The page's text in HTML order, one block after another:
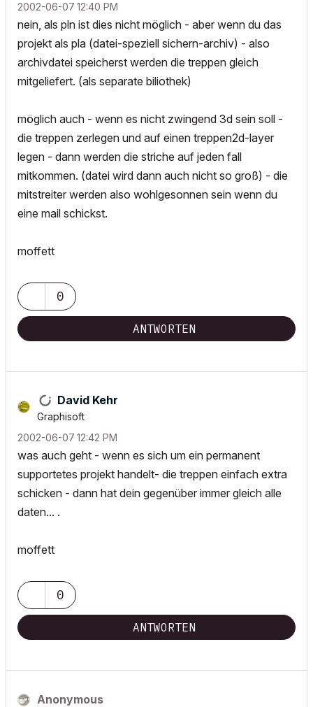
‎2002-06-07 12:40 PM
nein, als pln ist dies nicht möglich - aber wenn du das
projekt als pla (datei-speziell sichern-archiv) - also
archivdatei speicherst werden die treppen gleich
mitgeliefert. (als separate biliothek)
möglich auch - wenn es nicht zwingend 3d sein soll -
die treppen zerlegen und auf einen treppen2d-layer
legen - dann werden die striche auf jeden fall
mitkommen. (datei wird dann auch nicht so groß) - die
mitstreiter werden also wohlgesonnen sein wenn du
eine mail schickst.
moffett
0
ANTWORTEN
David Kehr
Graphisoft
‎2002-06-07 12:42 PM
was auch geht - wenn es sich um ein permanent
supportetes projekt handelt- die treppen einfach extra
schicken - dann hat dein gegenüber immer gleich alle
daten... .
moffett
0
ANTWORTEN
Anonymous